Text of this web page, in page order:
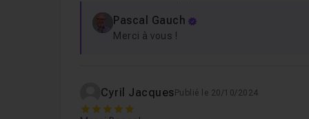
Pascal Gauch
Merci à vous !
Cyril Jacques Publié le 20/10/2024
5